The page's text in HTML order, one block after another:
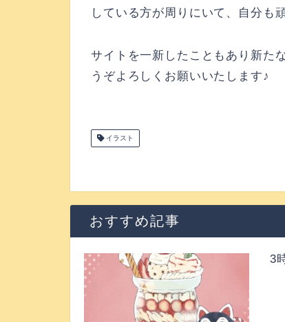
している方が周りにいて、自分も
サイトを一新したこともあり新た
うぞよろしくお願いいたします♪
イラスト
おすすめ記事
3